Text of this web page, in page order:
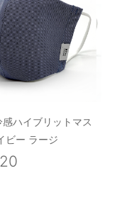
感ハイブリットマス
ビー ラージ